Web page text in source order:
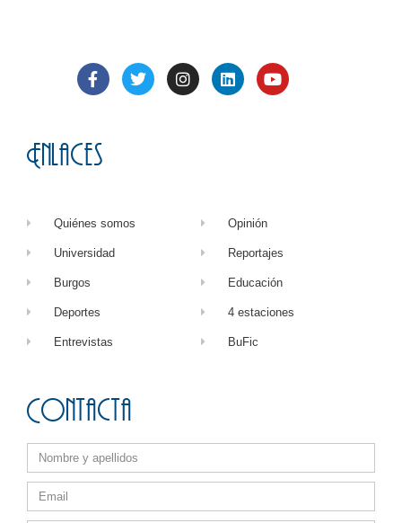
Enlaces
Quiénes somos
Universidad
Burgos
Deportes
Entrevistas
Opinión
Reportajes
Educación
4 estaciones
BuFic
Contacta